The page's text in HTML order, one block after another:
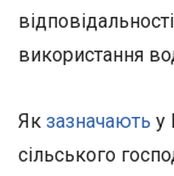
використання
Як зазначають у
сільського